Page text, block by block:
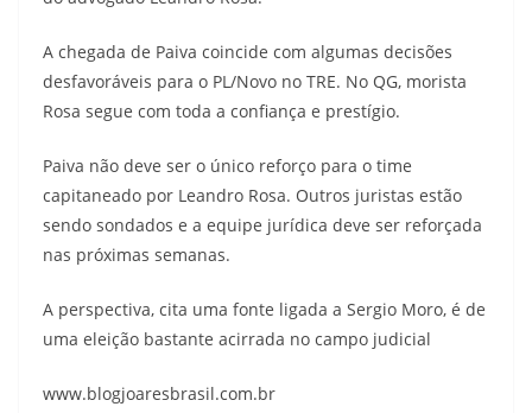
A chegada de Paiva coincide com algumas decisões
desfavoráveis para o PL/Novo no TRE. No QG, morista
Rosa segue com toda a confiança e prestígio.
Paiva não deve ser o único reforço para o time
capitaneado por Leandro Rosa. Outros juristas estão
sendo sondados e a equipe jurídica deve ser reforçada
nas próximas semanas.
A perspectiva, cita uma fonte ligada a Sergio Moro, é de
uma eleição bastante acirrada no campo judicial
www.blogjoaresbrasil.com.br